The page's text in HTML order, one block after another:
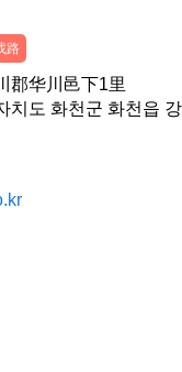
路
郡华川邑下1里
치도 화천군 화천읍